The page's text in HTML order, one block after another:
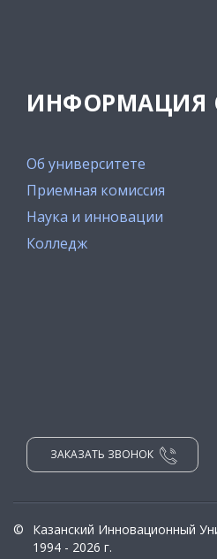
ИНФОРМАЦИЯ
Об университете
Приемная комиссия
Наука и инновации
Колледж
ЗАКАЗАТЬ ЗВОНОК
©
Казанский Инновационный
1994 - 2026 г.